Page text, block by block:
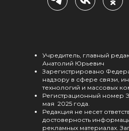
Учредитель, главный
Анатолий Юрьевич
Зарегистрировано
надзору в сфере связи,
технологий и массовых
Регистрационный номер
мая 2025 года.
Редакция не несет
достоверность
рекламных материалах.